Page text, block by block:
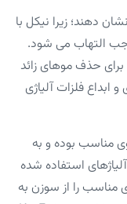
دهند؛ زیرا نیکل با
التهاب می شود.
حذف موهای زائد
ابداع فلزات آلیاژی
مناسب بوده و به
استفاده شده
را از سوزن به